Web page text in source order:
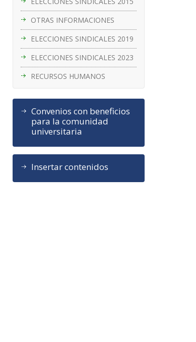
OTRAS INFORMACIONES
ELECCIONES SINDICALES 2019
ELECCIONES SINDICALES 2023
RECURSOS HUMANOS
Convenios con beneficios
para la comunidad
universitaria
Insertar contenidos